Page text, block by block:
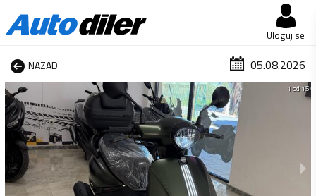
Uloguj se
NAZAD 05.08.2026
1 od 15